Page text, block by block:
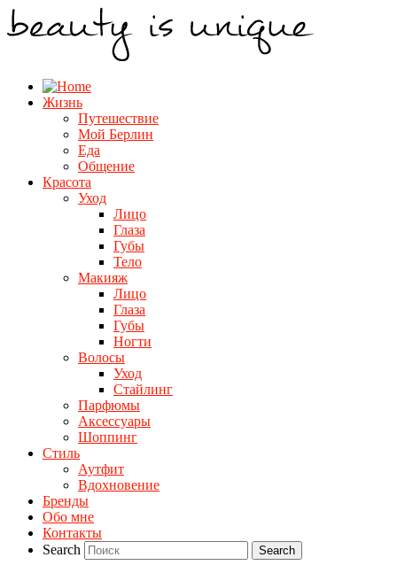
Жизнь
Путешествие
Мой Берлин
Еда
Общение
Красота
Уход
Лицо
Глаза
Губы
Тело
Макияж
Лицо
Глаза
Губы
Ногти
Волосы
Уход
Стайлинг
Парфюмы
Аксессуары
Шоппинг
Стиль
Аутфит
Вдохновение
Бренды
Обо мне
Контакты
Search